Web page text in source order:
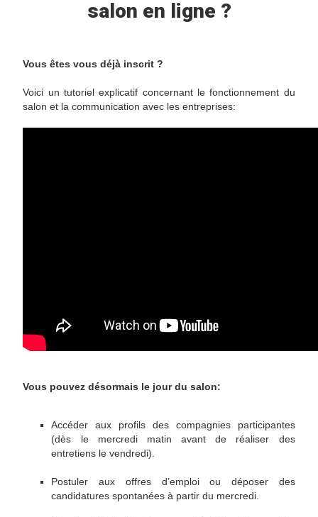
salon en ligne ?
Vous êtes vous déjà inscrit ?
Voici un tutoriel explicatif concernant le fonctionnement du
salon et la communication avec les entreprises:
Vous pouvez désormais le jour du salon:
Accéder aux profils des compagnies participantes
(dès le mercredi matin avant de réaliser des
entretiens le vendredi).
Postuler aux offres d’emploi ou déposer des
candidatures spontanées à partir du mercredi.